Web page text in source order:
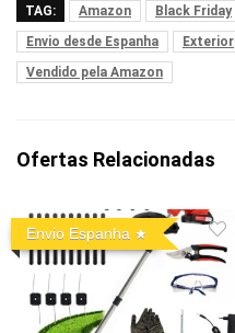
TAG: Amazon Black Friday
Envio desde Espanha
Exterior
Vendido pela Amazon
Ofertas Relacionadas
Envio Espanha